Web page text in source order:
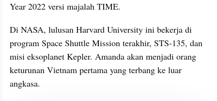
Year 2022 versi majalah TIME.
Di NASA, lulusan Harvard University ini bekerja di
program Space Shuttle Mission terakhir, STS-135, dan
misi eksoplanet Kepler. Amanda akan menjadi orang
keturunan Vietnam pertama yang terbang ke luar
angkasa.